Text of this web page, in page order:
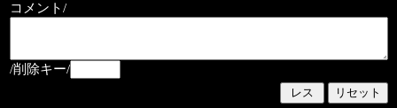
コメント/
/削除キー/